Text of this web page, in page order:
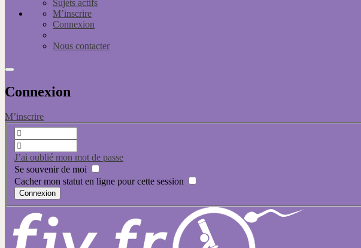
Sujets actifs
M’inscrire
Connexion
Nous contacter
Connexion
M’inscrire
J’ai oublié mon mot de passe
Se souvenir de moi
Cacher mon statut en ligne pour cette session